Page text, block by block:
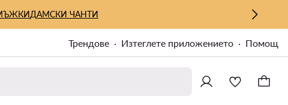
ДАМСКИ ЧАНТИ
Трендове Изтеглете приложението Помощ